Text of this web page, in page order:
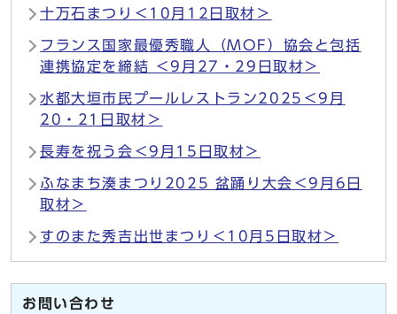
十万石まつり＜10月12日取材＞
フランス国家最優秀職人（MOF）協会と包括
連携協定を締結 ＜9月27・29日取材＞
水都大垣市民プールレストラン2025＜9月
20・21日取材＞
長寿を祝う会＜9月15日取材＞
ふなまち湊まつり2025 盆踊り大会＜9月6日
取材＞
すのまた秀吉出世まつり＜10月5日取材＞
お問い合わせ